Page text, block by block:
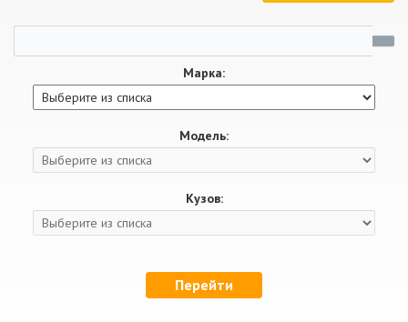
Марка:
Модель:
Кузов:
Перейти